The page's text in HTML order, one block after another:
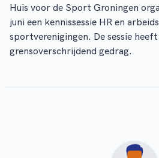
Huis voor de Sport Groningen
juni een kennissessie HR en
sportverenigingen. De sessie
grensoverschrijdend gedrag.